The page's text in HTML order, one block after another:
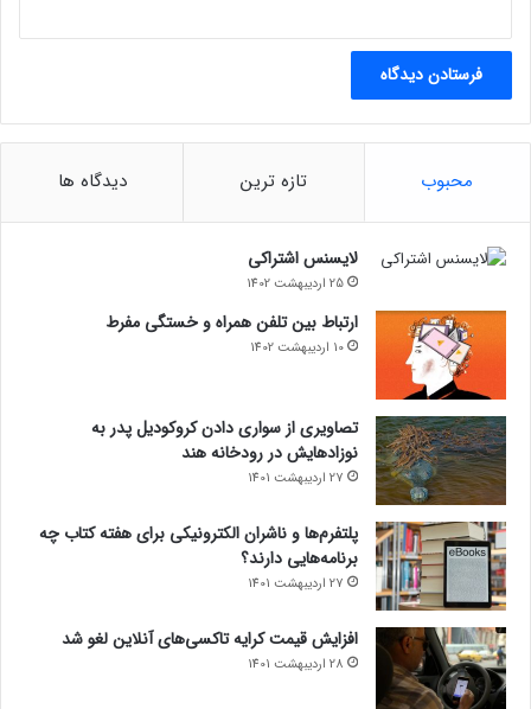
محبوب تازه ترین دیدگاه ها
لایسنس اشتراکی
25 اردیبهشت 1402
ارتباط بین تلفن همراه و خستگی مفرط
10 اردیبهشت 1402
تصاویری از سواری دادن کروکودیل پدر به
نوزادهایش در رودخانه هند
27 اردیبهشت 1401
پلتفرم‌ها و ناشران الکترونیکی برای هفته کتاب چه
برنامه‌هایی دارند؟
27 اردیبهشت 1401
افزایش قیمت کرایه تاکسی‌های آنلاین لغو شد
28 اردیبهشت 1401